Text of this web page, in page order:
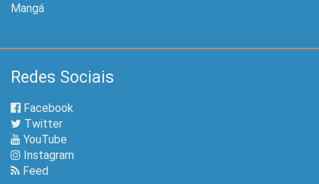
Mangá
Redes Sociais
Facebook
Twitter
YouTube
Instagram
Feed